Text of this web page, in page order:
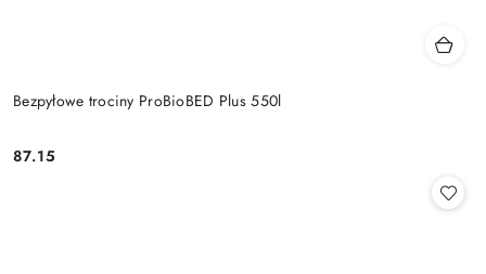
Bezpyłowe trociny ProBioBED Plus 550l
Cena:
87.15